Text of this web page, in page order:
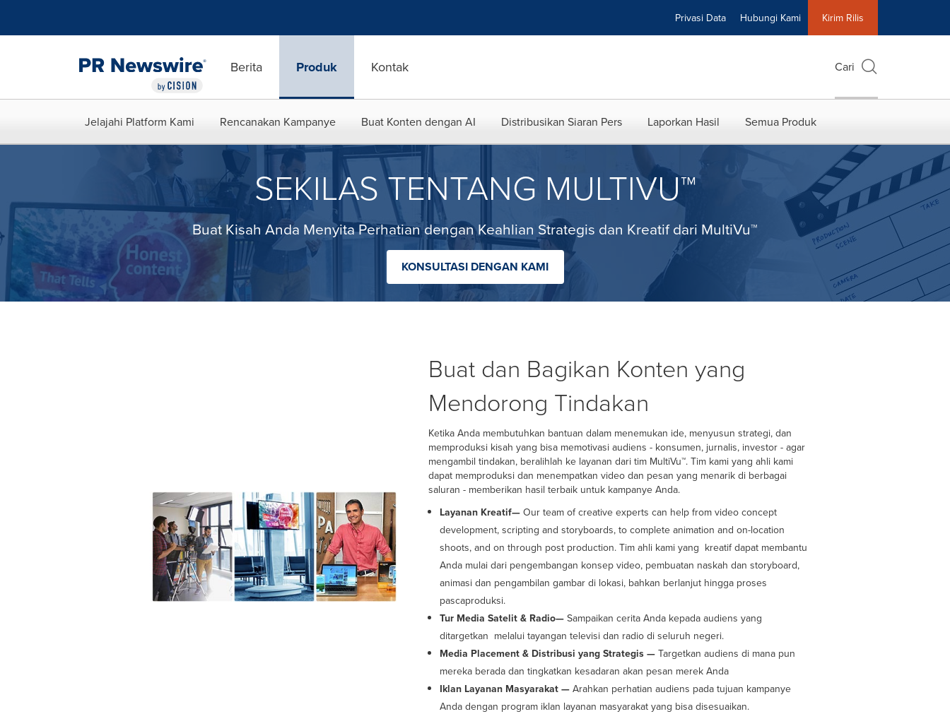
Privasi Data Hubungi Kami Kirim Rilis
Berita Produk Kontak Cari
Jelajahi Platform Kami Rencanakan Kampanye Buat Konten dengan AI Distribusikan Siaran Pers Laporkan Hasil Semua Produk
SEKILAS TENTANG MULTIVU™
Buat Kisah Anda Menyita Perhatian dengan Keahlian Strategis dan Kreatif dari MultiVu™
KONSULTASI DENGAN KAMI
Buat dan Bagikan Konten yang
Mendorong Tindakan
Ketika Anda membutuhkan bantuan dalam menemukan ide, menyusun strategi, dan
memproduksi kisah yang bisa memotivasi audiens - konsumen, jurnalis, investor - agar
mengambil tindakan, beralihlah ke layanan dari tim MultiVu™. Tim kami yang ahli kami
dapat memproduksi dan menempatkan video dan pesan yang menarik di berbagai
saluran - memberikan hasil terbaik untuk kampanye Anda.
Layanan Kreatif—Our team of creative experts can help from video concept
development, scripting and storyboards, to complete animation and on-location
shoots, and on through post production. Tim ahli kami yang kreatif dapat membantu
Anda mulai dari pengembangan konsep video, pembuatan naskah dan storyboard,
animasi dan pengambilan gambar di lokasi, bahkan berlanjut hingga proses
pascaproduksi.
Tur Media Satelit & Radio—Sampaikan cerita Anda kepada audiens yang
ditargetkan melalui tayangan televisi dan radio di seluruh negeri.
Media Placement & Distribusi yang Strategis — Targetkan audiens di mana pun
mereka berada dan tingkatkan kesadaran akan pesan merek Anda
Iklan Layanan Masyarakat — Arahkan perhatian audiens pada tujuan kampanye
Anda dengan program iklan layanan masyarakat yang bisa disesuaikan.